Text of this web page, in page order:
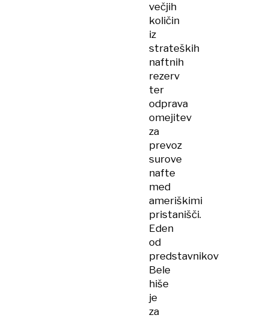
večjih
količin
iz
strateških
naftnih
rezerv
ter
odprava
omejitev
za
prevoz
surove
nafte
med
ameriškimi
pristanišči.
Eden
od
predstavnikov
Bele
hiše
je
za